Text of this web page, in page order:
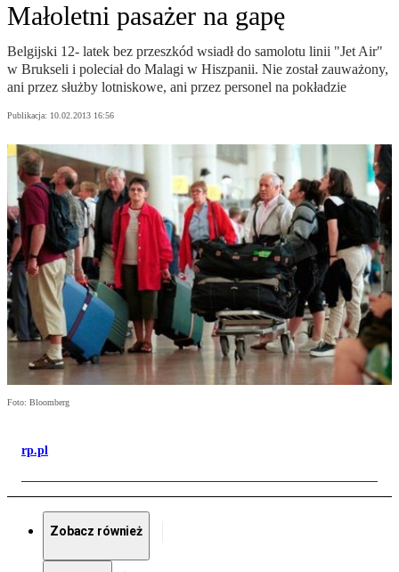
Małoletni pasażer na gapę
Belgijski 12- latek bez przeszkód wsiadł do samolotu linii "Jet Air"
w Brukseli i poleciał do Malagi w Hiszpanii. Nie został zauważony,
ani przez służby lotniskowe, ani przez personel na pokładzie
Publikacja: 10.02.2013 16:56
Foto: Bloomberg
rp.pl
Zobacz również